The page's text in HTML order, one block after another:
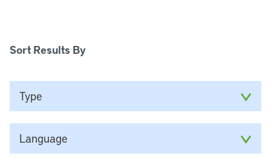
Sort Results By
Type
Language